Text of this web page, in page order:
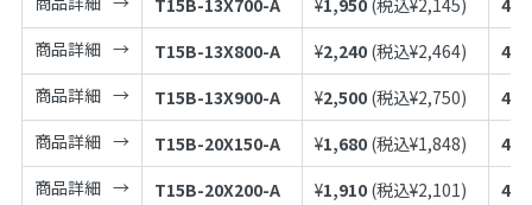
商品詳細
T15B-13X800-A ¥2,240 (税込¥2,464)
商品詳細
T15B-13X900-A ¥2,500 (税込¥2,750)
商品詳細
T15B-20X150-A ¥1,680 (税込¥1,848)
商品詳細
T15B-20X200-A ¥1,910 (税込¥2,101)